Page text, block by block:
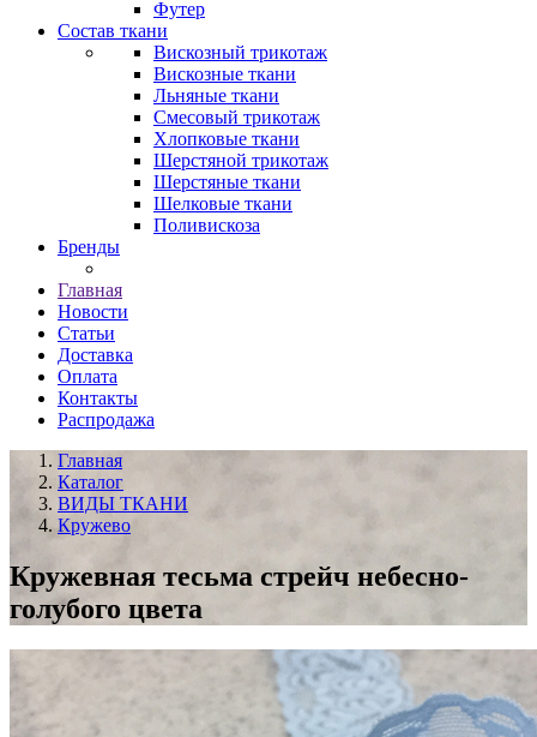
Футер
Состав ткани
Вискозный трикотаж
Вискозные ткани
Льняные ткани
Смесовый трикотаж
Хлопковые ткани
Шерстяной трикотаж
Шерстяные ткани
Шелковые ткани
Поливискоза
Бренды
Главная
Новости
Статьи
Доставка
Оплата
Контакты
Распродажа
Главная
Каталог
ВИДЫ ТКАНИ
Кружево
Кружевная тесьма стрейч небесно-
голубого цвета